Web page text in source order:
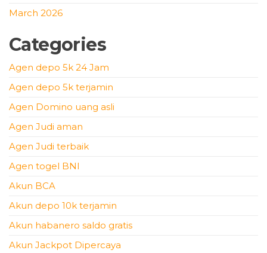
March 2026
Categories
Agen depo 5k 24 Jam
Agen depo 5k terjamin
Agen Domino uang asli
Agen Judi aman
Agen Judi terbaik
Agen togel BNI
Akun BCA
Akun depo 10k terjamin
Akun habanero saldo gratis
Akun Jackpot Dipercaya